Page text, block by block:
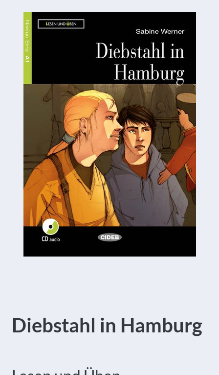
Diebstahl in Hamburg